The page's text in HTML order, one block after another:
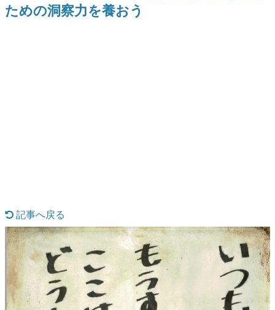
の形をした短編ホラー小説集です。
なんでゲームは面白い？
ゲーム開発者・hamatsu氏がゲームの魅力を画面や操作の
具体的な形から解き明かしていく、硬派で骨太な評論連載
ゲームが変えた日本語
「経験値」「裏技」「ラスボス」… ゲームにまつわる言葉
の起源や用法の変遷を、コンピューター文化史研究家・タ
ための洞察力を養おう
記事へ戻る